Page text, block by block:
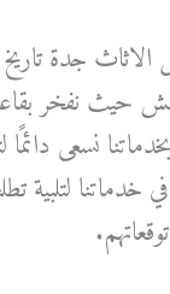
جدة
حيث نفخر
نسعى
خدماتنا لتلبية